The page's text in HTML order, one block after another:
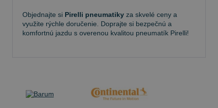
Objednajte si Pirelli pneumatiky za skvelé ceny a
využite rýchle doručenie. Doprajte si bezpečnú a
komfortnú jazdu s overenou kvalitou pneumatík Pirelli!